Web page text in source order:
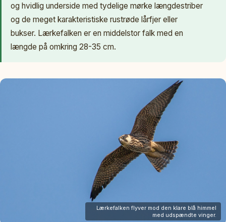
og hvidlig underside med tydelige mørke længdestriber
og de meget karakteristiske rustrøde lårfjer eller
bukser. Lærkefalken er en middelstor falk med en
længde på omkring 28-35 cm.
Lærkefalken flyver mod den klare blå himmel
med udspændte vinger.